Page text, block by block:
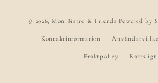
© 2026, Mon Bistro & Friends Powered by
Kontaktinformation
Fraktpolicy Rättsligt